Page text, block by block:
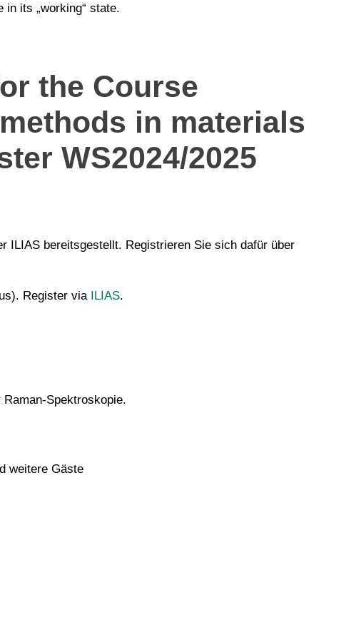
its „working“ state.
the Course
in materials
WS2024/2025
ILIAS bereitsgestellt. Registrieren Sie sich dafür über
Register via ILIAS.
Spektroskopie.
weitere Gäste